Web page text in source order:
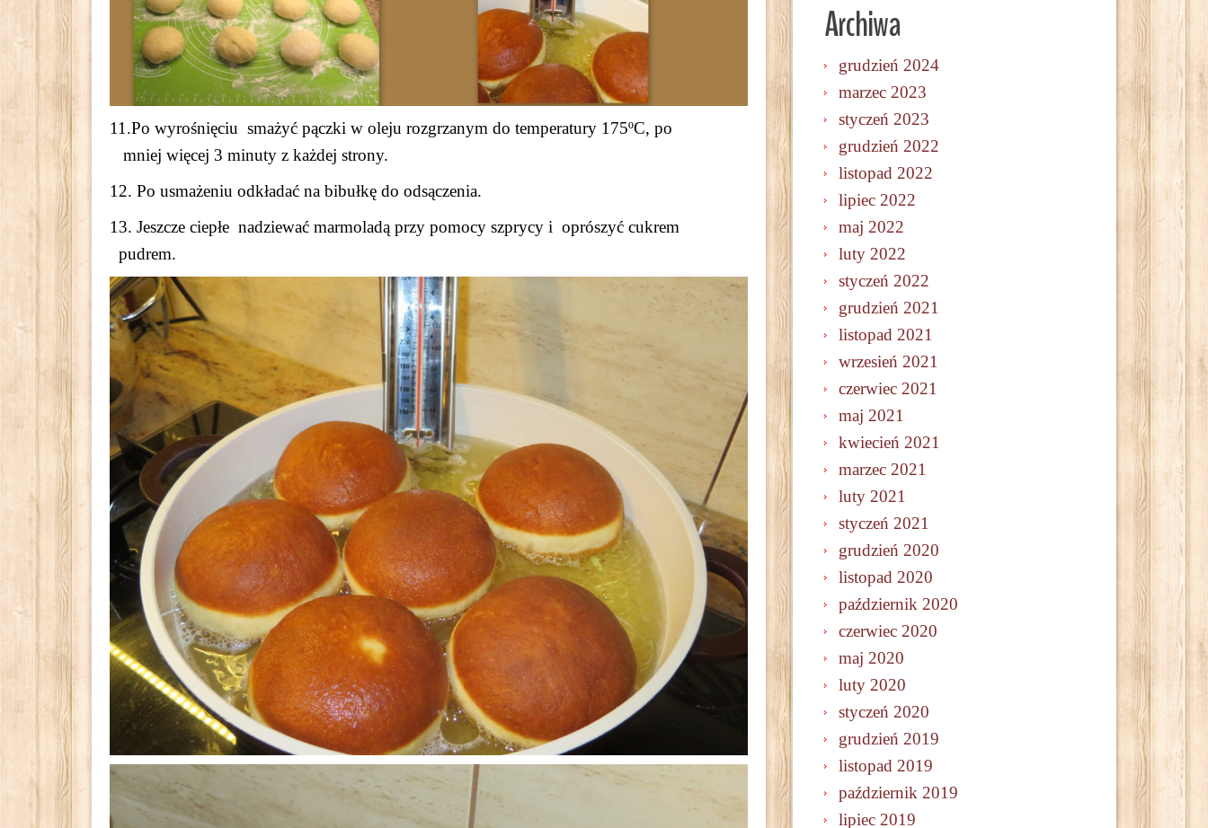
11.Po wyrośnięciu smażyć pączki w oleju rozgrzanym do temperatury 175ºC, po
mniej więcej 3 minuty z każdej strony.
12. Po usmażeniu odkładać na bibułkę do odsączenia.
13. Jeszcze ciepłe nadziewać marmoladą przy pomocy szprycy i oprószyć cukrem
pudrem.
Archiwa
grudzień 2024
marzec 2023
styczeń 2023
grudzień 2022
listopad 2022
lipiec 2022
maj 2022
luty 2022
styczeń 2022
grudzień 2021
listopad 2021
wrzesień 2021
czerwiec 2021
maj 2021
kwiecień 2021
marzec 2021
luty 2021
styczeń 2021
grudzień 2020
listopad 2020
październik 2020
czerwiec 2020
maj 2020
luty 2020
styczeń 2020
grudzień 2019
listopad 2019
październik 2019
lipiec 2019